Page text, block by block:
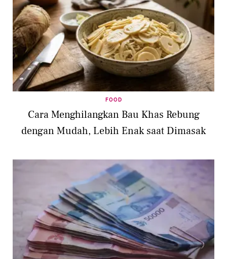
FOOD
Cara Menghilangkan Bau Khas Rebung
dengan Mudah, Lebih Enak saat Dimasak